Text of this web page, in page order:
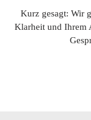
Kurz gesagt: Wir
Klarheit und Ihrem